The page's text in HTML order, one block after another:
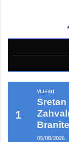
VIJESTI
Sretan
05/08/2026